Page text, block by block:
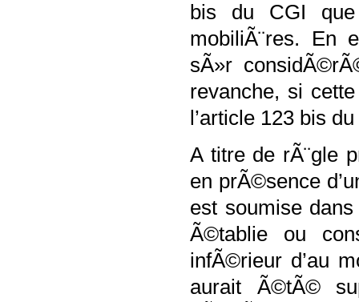
bis du CGI que
mobiliÃ¨res. En
sÃ»r
revanche, si
l’article 123 bis
A titre de rÃ¨gle
en prÃ©sence
est soumise
Ã©tablie ou
infÃ©rieur d’au
aurait Ã©tÃ©